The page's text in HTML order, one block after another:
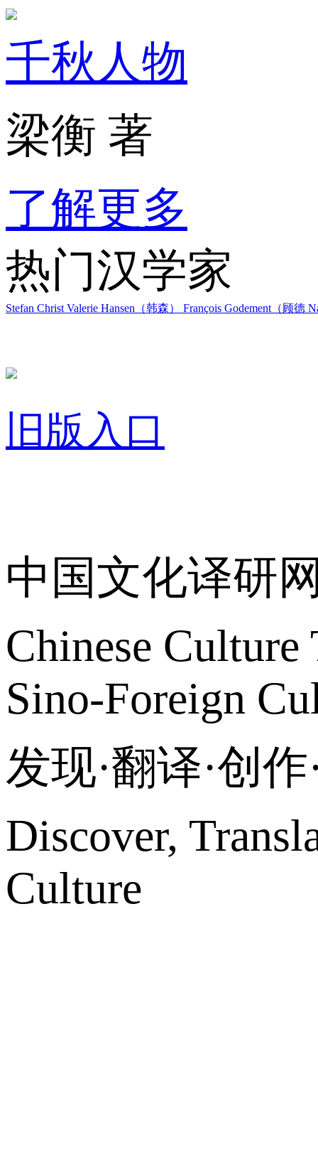
千秋人物
梁衡 著
了解更多
热门汉学家
Stefan Christ Valerie Hansen（韩森） François Godement（顾德
旧版入口
中国文化译研
Chinese
Sino-Foreign
发现·翻译·创
Discover,
Culture